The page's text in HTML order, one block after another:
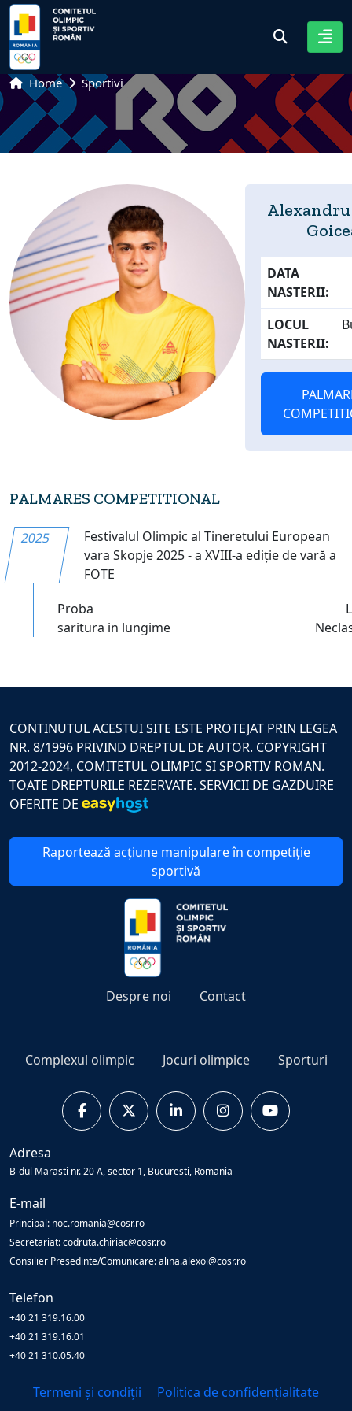
Home Sportivi
DATA
NASTERII:
LOCUL
NASTERII:
PALMARES COMPETITIONAL
2025
Festivalul Olimpic al Tineretului European
vara Skopje 2025 - a XVIII-a ediție de vară a
FOTE
Proba
saritura in lungime
CONTINUTUL ACESTUI SITE ESTE PROTEJAT PRIN LEGEA
NR. 8/1996 PRIVIND DREPTUL DE AUTOR. COPYRIGHT
2012-2024, COMITETUL OLIMPIC SI SPORTIV ROMAN.
TOATE DREPTURILE REZERVATE. SERVICII DE GAZDUIRE
OFERITE DE
Raportează acțiune manipulare în competiție
sportivă
Despre noi Contact
Complexul olimpic Jocuri olimpice Sporturi
Adresa
B-dul Marasti nr. 20 A, sector 1, Bucuresti, Romania
E-mail
Principal: noc.romania@cosr.ro
Secretariat: codruta.chiriac@cosr.ro
Consilier Presedinte/Comunicare: alina.alexoi@cosr.ro
Telefon
+40 21 319.16.00
+40 21 319.16.01
+40 21 310.05.40
Termeni și condiții Politica de confidențialitate